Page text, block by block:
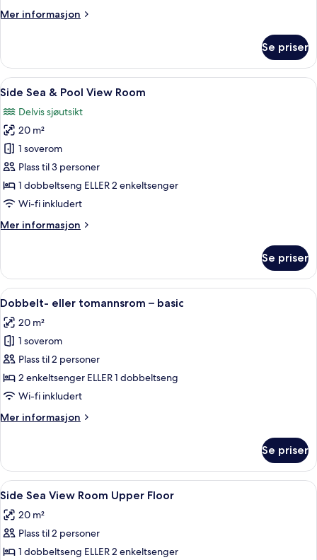
Mer informasjon
Mer
Sea
View
Room
Se priser
Åpne
alle
bildene
av
Side
Sea
&
Pool
Room
Side Sea & Pool View Room |
13
Side Sea & Pool View Room
Delvis sjøutsikt
20 m²
1 soverom
Plass til 3 personer
1 dobbeltseng ELLER 2 enkeltsenger
Wi-fi inkludert
Mer informasjon
Mer
Sea
&
Pool
Room
Se priser
Åpne
alle
bildene
av
Dobbelt-
eller
tomannsrom
basic
Dobbelt- eller tomannsrom – basic
1
Dobbelt- eller tomannsrom – basic
20 m²
1 soverom
Plass til 2 personer
2 enkeltsenger ELLER 1 dobbeltseng
Wi-fi inkludert
Mer informasjon
Mer
eller
tomannsrom
–
Se priser
Åpne
alle
bildene
av
Side
Strykejern/-brett, wi-fi (inkludert) og
9
Side Sea View Room Upper Floor
20 m²
Plass til 2 personer
1 dobbeltseng ELLER 2 enkeltsenger